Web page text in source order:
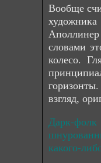
Вообще
Аполлинер
словами
колесо.
взгляд,
Дарк-
какого-